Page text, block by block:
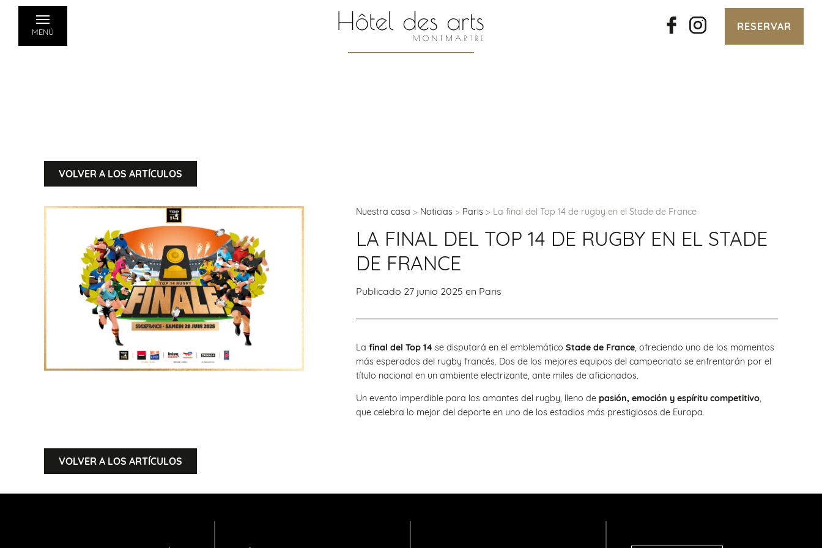
MENÚ RESERVAR
VOLVER A LOS ARTÍCULOS
Nuestra casa Noticias Paris La final del Top 14 de rugby en el Stade de France
LA FINAL DEL TOP 14 DE RUGBY EN EL STADE
DE FRANCE
Publicado 27 junio 2025 en Paris
La final del Top 14 se disputará en el emblemático Stade de France, ofreciendo uno de los momentos
más esperados del rugby francés. Dos de los mejores equipos del campeonato se enfrentarán por el
título nacional en un ambiente electrizante, ante miles de aficionados.
Un evento imperdible para los amantes del rugby, lleno de pasión, emoción y espíritu competitivo,
que celebra lo mejor del deporte en uno de los estadios más prestigiosos de Europa.
VOLVER A LOS ARTÍCULOS